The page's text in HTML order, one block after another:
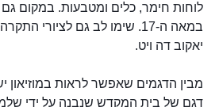
לוחות חימר, כלים ומטבעות. במקום
במאה ה-17. שימו לב גם לציורי
יאקוב דה ויט.
מבין הדגמים שאפשר לראות במוזיאון
דגם של בית המקדש שנבנה על ידי